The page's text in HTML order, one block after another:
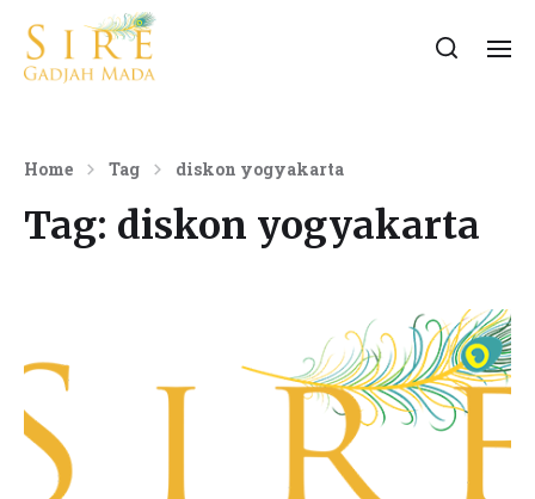
Home Tag diskon yogyakarta
Tag: diskon yogyakarta